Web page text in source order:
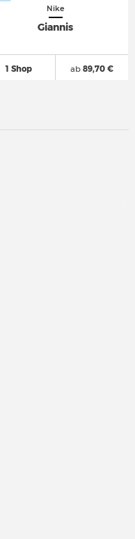
Nike
Giannis
1 Shop ab89,70 €